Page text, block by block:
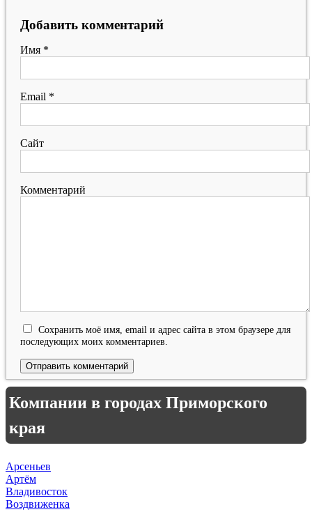
Добавить комментарий
Имя *
Email *
Сайт
Комментарий
Сохранить моё имя, email и адрес сайта в этом браузере для
последующих моих комментариев.
Компании в городах Приморского
края
Арсеньев
Артём
Владивосток
Воздвиженка